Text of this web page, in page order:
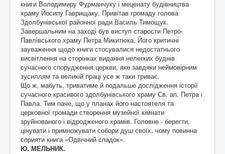
книги Володимиру Фурманчуку і меценату будівництва
храму Йосипу Гаврищаку. Привітав громаду голова
Здолбунівської районної ради Василь Тимощук.
Завершальним на заході був виступ старости Петро-
Павлівського храму Петра Микитюка. Його критичні
зауваження щодо книги стосувалися недостатнього
висвітлення на сторінках видання нелегких буднів
сучасного спорудження церкви, яке завдяки неймовірним
зусиллям та великій праці усе ж таки триває.
Що ж, мабуть, триватиме й подальше дослідження історії
сучасного красивого здолбунівського храму Св. ап. Петра і
Павла. Тим паче, що у планах його настоятеля та
церковної громади створення музейної кімнати
зруйнованого і відродженого храмів. Головне - берегти,
цінувати і примножувати собори душ своїх, чому повинна
сприяти книга «Одвічний спадок».
Ю. МЕЛЬНИК.